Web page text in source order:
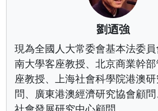
劉迺強
現為全國人大常委會基本法委
南大學客座教授、北京商業幹
座教授、上海社會科學院港澳
問、廣東港澳經濟研究協會顧